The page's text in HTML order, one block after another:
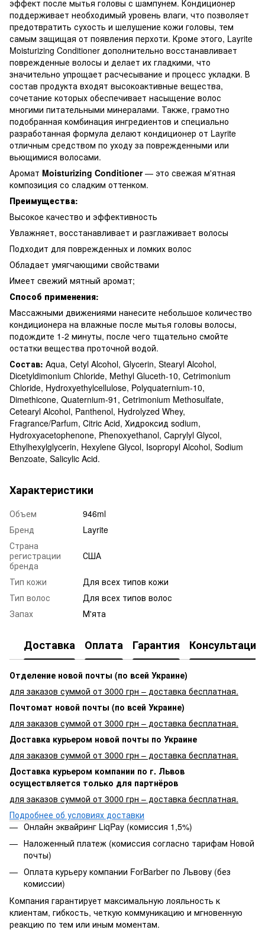
эффект после мытья головы с шампунем. Кондиционер
поддерживает необходимый уровень влаги, что позволяет
предотвратить сухость и шелушение кожи головы, тем
самым защищая от появления перхоти. Кроме этого, Layrite
Moisturizing Conditioner дополнительно восстанавливает
поврежденные волосы и делает их гладкими, что
значительно упрощает расчесывание и процесс укладки. В
состав продукта входят высокоактивные вещества,
сочетание которых обеспечивает насыщение волос
многими питательными минералами. Также, грамотно
подобранная комбинация ингредиентов и специально
разработанная формула делают кондиционер от Layrite
отличным средством по уходу за поврежденными или
вьющимися волосами.
Аромат Moisturizing Conditioner— это свежая м'ятная
композиция со сладким оттенком.
Преимущества:
Высокое качество и эффективность
Увлажняет, восстанавливает и разглаживает волосы
Подходит для поврежденных и ломких волос
Обладает умягчающими свойствами
Имеет свежий мятный аромат;
Способ применения:
Массажными движениями нанесите небольшое количество
кондиционера на влажные после мытья головы волосы,
подождите 1-2 минуты, после чего тщательно смойте
остатки вещества проточной водой.
Состав: Aqua, Cetyl Alcohol, Glycerin, Stearyl Alcohol,
Dicetyldimonium Chloride, Methyl Gluceth-10, Cetrimonium
Chloride, Hydroxyethylcellulose, Polyquaternium-10,
Dimethicone, Quaternium-91, Cetrimonium Methosulfate,
Cetearyl Alcohol, Panthenol, Hydrolyzed Whey,
Fragrance/Parfum, Citric Acid, Хидроксид sodium,
Hydroxyacetophenone, Phenoxyethanol, Caprylyl Glycol,
Ethylhexylglycerin, Hexylene Glycol, Isopropyl Alcohol, Sodium
Benzoate, Salicylic Acid.
Характеристики
Объем
946ml
Бренд
Layrite
Страна
регистрации
бренда
США
Тип кожи
Для всех типов кожи
Тип волос
Для всех типов волос
Запах
М'ята
Доставка Оплата Гарантия Консультация
Отделение новой почты (по всей Украине)
для заказов суммой от 3000 грн – доставка бесплатная.
Почтомат новой почты (по всей Украине)
для заказов суммой от 3000 грн – доставка бесплатная.
Доставка курьером новой почты по Украине
для заказов суммой от 3000 грн – доставка бесплатная.
Доставка курьером компании по г. Львов
осуществляется только для партнёров
для заказов суммой от 3000 грн – доставка бесплатная.
Подробнее об условиях доставки
Онлайн эквайринг LiqPay (комиссия 1,5%)
Наложенный платеж (комиссия согласно тарифам Новой
почты)
Оплата курьеру компании ForBarber по Львову (без
комиссии)
Компания гарантирует максимальную лояльность к
клиентам, гибкость, четкую коммуникацию и мгновенную
реакцию по тем или иным моментам.